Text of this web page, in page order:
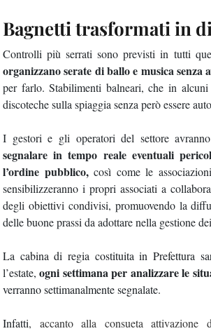
Bagnetti trasformati in
Controlli più serrati sono previsti in tutti
organizzano serate di ballo e musica senza
per farlo. Stabilimenti balneari, che in
discoteche sulla spiaggia senza però essere
I gestori e gli operatori del settore
segnalare in tempo reale eventuali
l’ordine pubblico,così come le
sensibilizzeranno i propri associati a
degli obiettivi condivisi, promuovendo la
delle buone prassi da adottare nella gestione
La cabina di regia costituita in Prefettura
l’estate,ogni settimana per analizzare le
verranno settimanalmente segnalate.
Infatti, accanto alla consueta attivazione